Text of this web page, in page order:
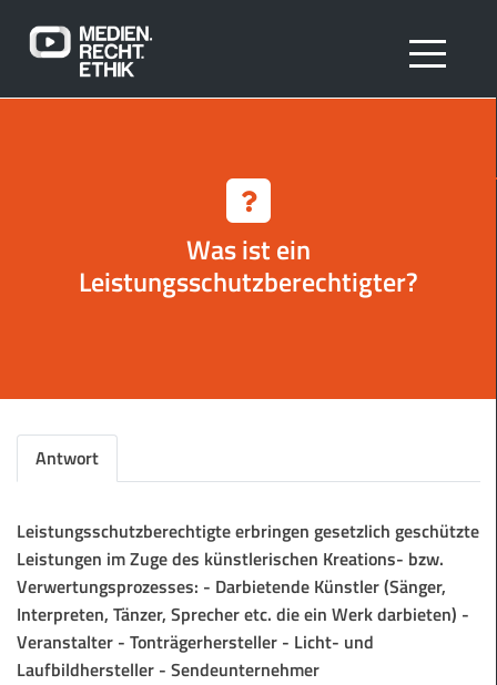
Was ist ein
Leistungsschutzberechtigter?
Antwort
Leistungsschutzberechtigte erbringen gesetzlich geschützte
Leistungen im Zuge des künstlerischen Kreations- bzw.
Verwertungsprozesses: - Darbietende Künstler (Sänger,
Interpreten, Tänzer, Sprecher etc. die ein Werk darbieten) -
Veranstalter - Tonträgerhersteller - Licht- und
Laufbildhersteller - Sendeunternehmer